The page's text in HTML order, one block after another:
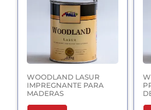
WOODLAND LASUR
IMPREGNANTE PARA
MADERAS